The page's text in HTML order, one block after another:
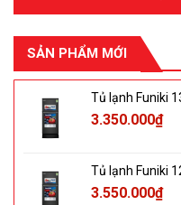
SẢN PHẨM MỚI
Tủ lạnh Funiki
3.350.000₫
Tủ lạnh Funiki
3.550.000₫